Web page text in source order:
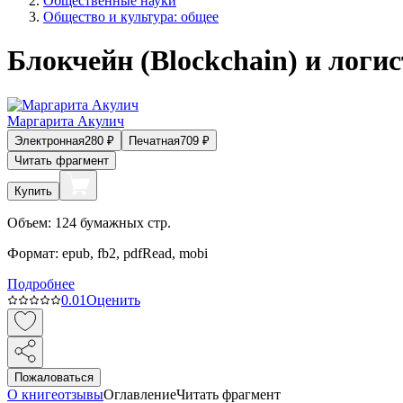
Общество и культура: общее
Блокчейн (Blockchain) и
Маргарита Акулич
Электронная280 ₽ Печатная709 ₽
Читать фрагмент
Купить
Объем: 124 бумажных стр.
Формат: epub, fb2, pdfRead, mobi
Подробнее
0.01Оценить
Пожаловаться
О книгеотзывыОглавлениеЧитать фрагмент